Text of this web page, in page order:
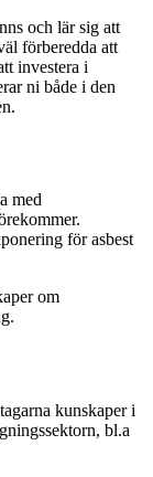
och lär sig att
förberedda att
investera i
ni både i den
med
för asbest
om
kunskaper i
bl.a